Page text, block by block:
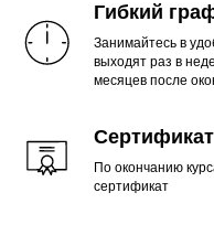
Гибкий
Занимайтесь в
выходят раз в
месяцев после
Сертификат
По окончанию
сертификат